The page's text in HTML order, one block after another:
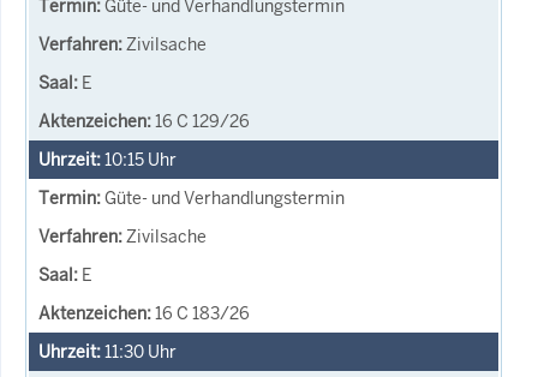
Güte- und Verhandlungstermin
Zivilsache
E
16 C 129/26
10:15 Uhr
Güte- und Verhandlungstermin
Zivilsache
E
16 C 183/26
11:30 Uhr